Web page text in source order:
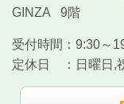
GINZA 9階
受付時間： 9:30～
定休日 ： 日曜日,